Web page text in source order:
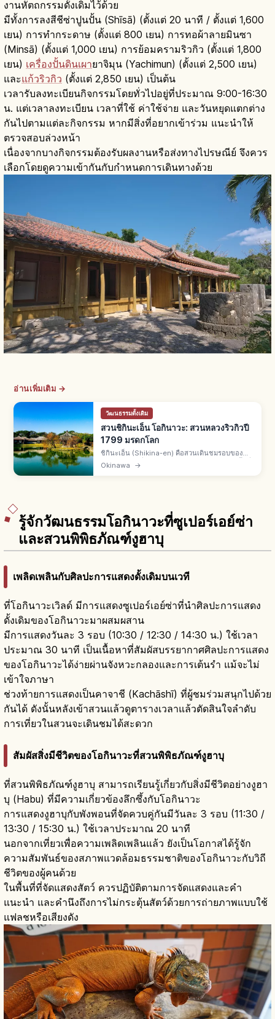
งานหัตถกรรมดั้งเดิมไว้ด้วย
มีทั้งการลงสีชีซ่าปูนปั้น (Shīsā) (ตั้งแต่ 20 นาที / ตั้งแต่ 1,600
เยน) การทำกระดาษ (ตั้งแต่ 800 เยน) การทอผ้าลายมินซา
(Minsā) (ตั้งแต่ 1,000 เยน) การย้อมครามริวกิว (ตั้งแต่ 1,800
เยน) เครื่องปั้นดินเผายาจิมุน (Yachimun) (ตั้งแต่ 2,500 เยน)
และแก้วริวกิว (ตั้งแต่ 2,850 เยน) เป็นต้น
เวลารับลงทะเบียนกิจกรรมโดยทั่วไปอยู่ที่ประมาณ 9:00-16:30
น. แต่เวลาลงทะเบียน เวลาที่ใช้ ค่าใช้จ่าย และวันหยุดแตกต่าง
กันไปตามแต่ละกิจกรรม หากมีสิ่งที่อยากเข้าร่วม แนะนำให้
ตรวจสอบล่วงหน้า
เนื่องจากบางกิจกรรมต้องรับผลงานหรือส่งทางไปรษณีย์ จึงควร
เลือกโดยดูความเข้ากันกับกำหนดการเดินทางด้วย
อ่านเพิ่มเติม →
วัฒนธรรมดั้งเดิม
สวนชิกินะเอ็น โอกินาวะ: สวนหลวงริวกิวปี
1799 มรดกโลก
ชิกินะเอ็น (Shikina-en) คือสวนเดินชมรอบของ
ราชวงศ์ริวกิวที่นาฮะ จ.โอกินาวะ สร้างปี 1799 พื้นที่
Okinawa →
รู้จักวัฒนธรรมโอกินาวะที่ซูเปอร์เอย์ซ่า
และสวนพิพิธภัณฑ์งูฮาบุ
เพลิดเพลินกับศิลปะการแสดงดั้งเดิมบนเวที
ที่โอกินาวะเวิลด์ มีการแสดงซูเปอร์เอย์ซ่าที่นำศิลปะการแสดง
ดั้งเดิมของโอกินาวะมาผสมผสาน
มีการแสดงวันละ 3 รอบ (10:30 / 12:30 / 14:30 น.) ใช้เวลา
ประมาณ 30 นาที เป็นเนื้อหาที่สัมผัสบรรยากาศศิลปะการแสดง
ของโอกินาวะได้ง่ายผ่านจังหวะกลองและการเต้นรำ แม้จะไม่
เข้าใจภาษา
ช่วงท้ายการแสดงเป็นคาจาชี (Kachāshī) ที่ผู้ชมร่วมสนุกไปด้วย
กันได้ ดังนั้นหลังเข้าสวนแล้วดูตารางเวลาแล้วตัดสินใจลำดับ
การเที่ยวในสวนจะเดินชมได้สะดวก
สัมผัสสิ่งมีชีวิตของโอกินาวะที่สวนพิพิธภัณฑ์งูฮาบุ
ที่สวนพิพิธภัณฑ์งูฮาบุ สามารถเรียนรู้เกี่ยวกับสิ่งมีชีวิตอย่างงูฮา
บุ (Habu) ที่มีความเกี่ยวข้องลึกซึ้งกับโอกินาวะ
การแสดงงูฮาบุกับพังพอนที่จัดควบคู่กันมีวันละ 3 รอบ (11:30 /
13:30 / 15:30 น.) ใช้เวลาประมาณ 20 นาที
นอกจากเที่ยวเพื่อความเพลิดเพลินแล้ว ยังเป็นโอกาสได้รู้จัก
ความสัมพันธ์ของสภาพแวดล้อมธรรมชาติของโอกินาวะกับวิถี
ชีวิตของผู้คนด้วย
ในพื้นที่ที่จัดแสดงสัตว์ ควรปฏิบัติตามการจัดแสดงและคำ
แนะนำ และคำนึงถึงการไม่กระตุ้นสัตว์ด้วยการถ่ายภาพแบบใช้
แฟลชหรือเสียงดัง